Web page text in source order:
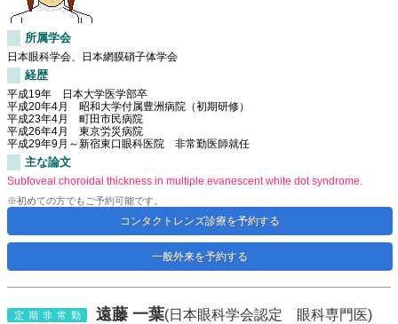
所属学会
日本眼科学会、日本網膜硝子体学会
経歴
平成19年 日本大学医学部卒
平成20年4月 昭和大学付属豊洲病院（初期研修）
平成23年4月 町田市民病院
平成26年4月 東京労災病院
平成29年9月～新宿東口眼科医院 非常勤医師就任
主な論文
Subfoveal choroidal thickness in multiple evanescent white dot syndrome.
※初めての方でもご予約可能です。
コンタクトレンズ診療を予約する
一般外来を予約する
定期非常勤 遠藤 一葉(日本眼科学会認定 眼科専門医)